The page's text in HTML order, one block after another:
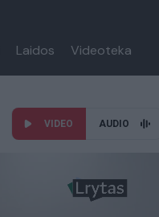
Laidos Videoteka
VIDEO AUDIO